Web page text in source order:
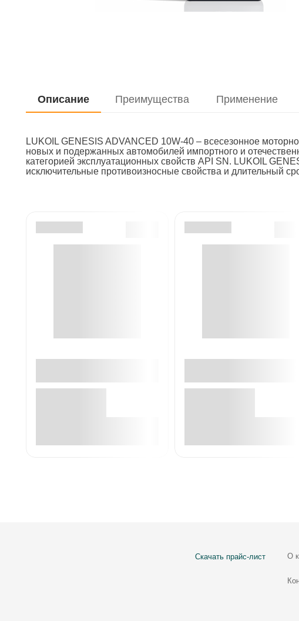
Описание Преимущества Применение
LUKOIL GENESIS ADVANCED 10W-40 – всесезонное
новых и подержанных автомобилей импортного и
категорией эксплуатационных свойств API SN. LUKOIL
исключительные противоизносные свойства и длительный
Скачать прайс-лист О